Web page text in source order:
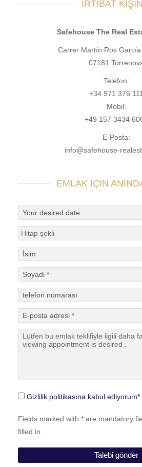
İRTIBAT
Safehouse The Real
Carrer Martín Ros
07181
Telefon:
+34 971 376 111
Mobil:
+49 157 3434
E-Posta:
info@safehouse-
EMLAK IÇIN
Gizlilik politikasına kabul ediyorum*
Fields marked with * are mandatory
filled in.